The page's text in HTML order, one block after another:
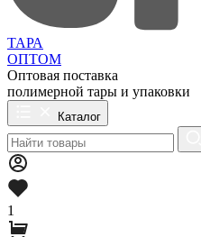
ТАРА
ОПТОМ
Оптовая поставка
полимерной тары и упаковки
Каталог
1